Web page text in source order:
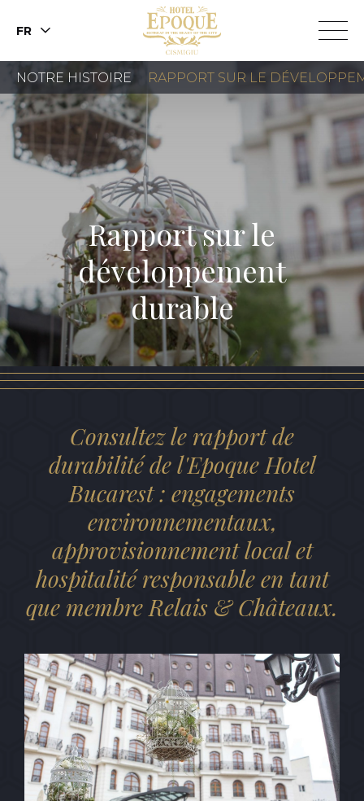
FR
RÉSERVER
UNE
CHAMBRE
RÉSERVER
UNE TABLE
CADEAU
NOTRE HISTOIRE RAPPORT SUR LE
Rapport sur le
développement
durable
Consultez le rapport de
durabilité de l'Epoque Hotel
Bucarest : engagements
environnementaux,
approvisionnement local et
hospitalité responsable en tant
que membre Relais & Châteaux.